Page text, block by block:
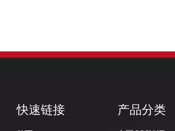
快速链接 产品分类